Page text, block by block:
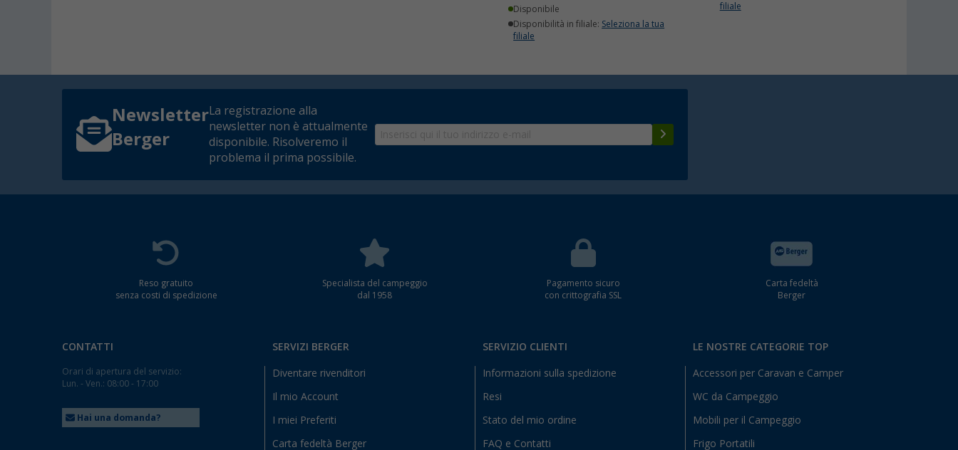
Disponibile
Disponibilità in filiale: Seleziona la tua
filiale
filiale
Newsletter
Berger
La registrazione alla
newsletter non è attualmente
disponibile. Risolveremo il
problema il prima possibile.
Reso gratuito
senza costi di spedizione
Specialista del campeggio
dal 1958
Pagamento sicuro
con crittografia SSL
Carta fedeltà
Berger
CONTATTI
Orari di apertura del servizio:
Lun. - Ven.: 08:00 - 17:00
Hai una domanda?
SERVIZI BERGER
Diventare rivenditori
Il mio Account
I miei Preferiti
Carta fedeltà Berger
SERVIZIO CLIENTI
Informazioni sulla spedizione
Resi
Stato del mio ordine
FAQ e Contatti
LE NOSTRE CATEGORIE TOP
Accessori per Caravan e Camper
WC da Campeggio
Mobili per il Campeggio
Frigo Portatili